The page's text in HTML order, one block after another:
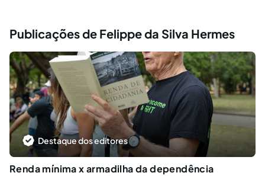
Publicações de Felippe da Silva Hermes
Destaque dos editores
Renda mínima x armadilha da dependência